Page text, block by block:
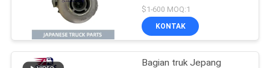
N04CT OEM 17201-
E0747 17201-E0741
17201-E0742
$1-600 MOQ:1
KONTAK
Bagian truk Jepang